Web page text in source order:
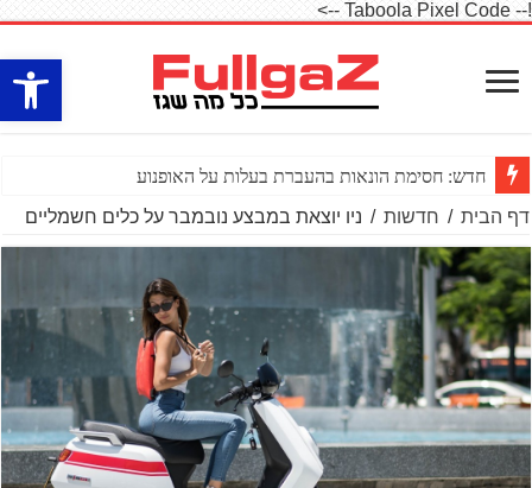
פתח
!-- Taboola Pixel Code -->
חדש: חסימת הונאות בהעברת בעלות על האופנוע
דף הבית / חדשות / ניו יוצאת במבצע נובמבר על כלים חשמליים